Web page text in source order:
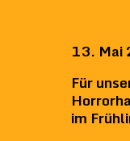
13. Mai
Für
im